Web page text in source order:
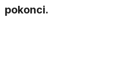
pokonci.